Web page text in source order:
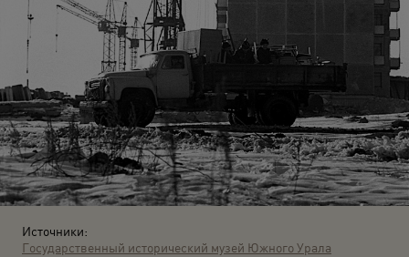
Источники:
Государственный исторический музей Южного Урала